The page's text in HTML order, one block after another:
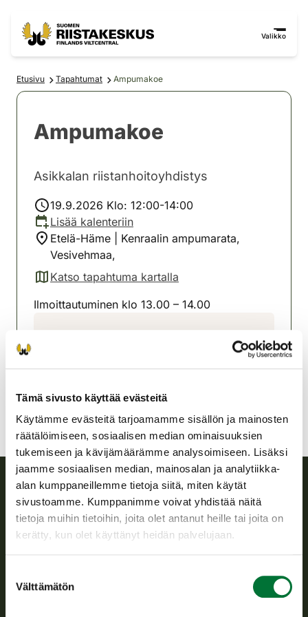
Tämä sivusto käyttää evästeitä
Käytämme evästeitä tarjoamamme sisällön ja mainosten
räätälöimiseen, sosiaalisen median ominaisuuksien
tukemiseen ja kävijämäärämme analysoimiseen. Lisäksi
jaamme sosiaalisen median, mainosalan ja analytiikka-
alan kumppaneillemme tietoja siitä, miten käytät
sivustoamme. Kumppanimme voivat yhdistää näitä
tietoja muihin tietoihin, joita olet antanut heille tai joita on
kerätty, kun olet käyttänyt heidän palvelujaan.
valinta
Välttämätön
Valikko
Etusivu Tapahtumat Ampumakoe
Ampumakoe
Asikkalan riistanhoitoyhdistys
19.9.2026 Klo: 12:00-14:00
Lisää kalenteriin
Etelä-Häme | Kenraalin ampumarata,
Vesivehmaa,
Katso tapahtuma kartalla
(avautuu uuteen välilehteen)
Ilmoittautuminen klo 13.00 – 14.00
asikkala@rhy.riista.fi
Suomen riistakeskus
Suomen riistakeskus edistää kestävää riistataloutta, tukee
hallintotehtävistä.